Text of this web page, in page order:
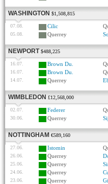
WASHINGTON $1,508,815
07.08. Cilic
05.08. Querrey
NEWPORT $488,225
16.07. Brown Du.
16.07. Brown Du.
14.07. Querrey
WIMBLEDON £12,568,000
02.07. Federer
30.06. Querrey
NOTTINGHAM €589,160
27.06. Istomin
26.06. Querrey
25.06. Querrey
24.06. Querrey
23.06. Querrey